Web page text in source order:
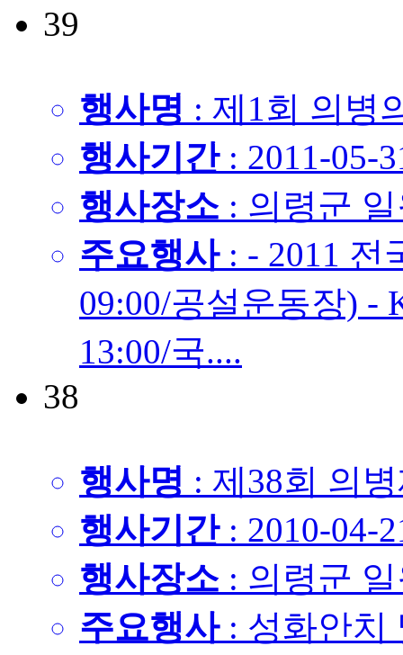
39
행사명 : 제1회 의병
행사기간: 2011-05-
행사장소 : 의령군
주요행사: - 2011 전
09:00/공설운동장) -
13:00/국....
38
행사명 : 제38회 의
행사기간: 2010-04-
행사장소 : 의령군
주요행사: 성화안치